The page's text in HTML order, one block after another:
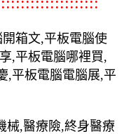
箱文,平板電腦使
,平板電腦哪裡買,
,平板電腦電腦展,平
械,醫療險,終身醫療